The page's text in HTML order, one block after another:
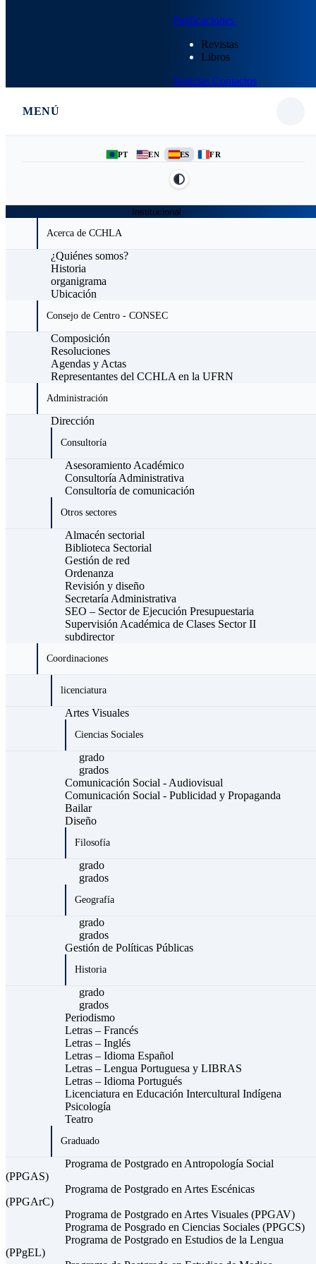
Publicaciones
Revistas
Libros
Noticias Contactos
MENÚ
PT EN ES FR
Institucional
Acerca de CCHLA
¿Quiénes somos?
Historia
organigrama
Ubicación
Consejo de Centro - CONSEC
Composición
Resoluciones
Agendas y Actas
Representantes del CCHLA en la UFRN
Administración
Dirección
Consultoría
Asesoramiento Académico
Consultoría Administrativa
Consultoría de comunicación
Otros sectores
Almacén sectorial
Biblioteca Sectorial
Gestión de red
Ordenanza
Revisión y diseño
Secretaría Administrativa
SEO – Sector de Ejecución Presupuestaria
Supervisión Académica de Clases Sector II
subdirector
Coordinaciones
licenciatura
Artes Visuales
Ciencias Sociales
grado
grados
Comunicación Social - Audiovisual
Comunicación Social - Publicidad y Propaganda
Bailar
Diseño
Filosofía
grado
grados
Geografía
grado
grados
Gestión de Políticas Públicas
Historia
grado
grados
Periodismo
Letras – Francés
Letras – Inglés
Letras – Idioma Español
Letras – Lengua Portuguesa y LIBRAS
Letras – Idioma Portugués
Licenciatura en Educación Intercultural Indígena
Psicología
Teatro
Graduado
Programa de Postgrado en Antropología Social
(PPGAS)
Programa de Postgrado en Artes Escénicas
(PPGArC)
Programa de Postgrado en Artes Visuales (PPGAV)
Programa de Posgrado en Ciencias Sociales (PPGCS)
Programa de Postgrado en Estudios de la Lengua
(PPgEL)